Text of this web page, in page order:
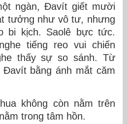
ngàn, Đavít giết mười
tưởng như vô tư, nhưng
bi kịch. Saolê bực tức.
tiếng reo vui chiến
thấy sự so sánh. Từ
bằng ánh mắt căm
không còn nằm trên
trong tâm hồn.